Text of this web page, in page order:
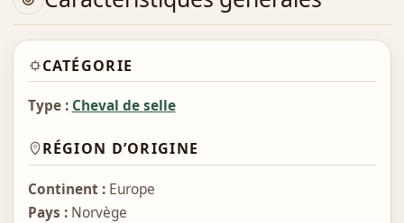
CATÉGORIE
Type : Cheval de selle
RÉGION D’ORIGINE
Continent :Europe
Pays :Norvège